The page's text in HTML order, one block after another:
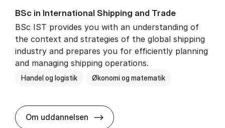
BSc in In­ter­na­tion­al Ship­ping and Trade
BSc IST provides you with an understanding of
the context and strategies of the global shipping
industry and prepares you for efficiently planning
and managing shipping operations.
Handel og logistik Økonomi og matematik
Om uddannelsen BSc in In­ter­na­tion­al Ship­ping